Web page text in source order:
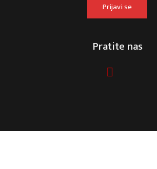
Prijavi se
Pratite nas